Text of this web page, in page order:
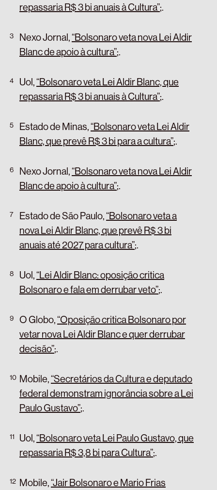
repassaria R$ 3 bi anuais à Cultura”;.
Nexo Jornal,“Bolsonaro veta nova Lei Aldir
Blanc de apoio à cultura”;.
Uol,“Bolsonaro veta Lei Aldir Blanc, que
repassaria R$ 3 bi anuais à Cultura”;.
Estado de Minas,“Bolsonaro veta Lei Aldir
Blanc, que prevê R$ 3 bi para a cultura”;.
Nexo Jornal,“Bolsonaro veta nova Lei Aldir
Blanc de apoio à cultura”;.
Estado de São Paulo,“Bolsonaro veta a
nova Lei Aldir Blanc, que prevê R$ 3 bi
anuais até 2027 para cultura”;.
Uol,“Lei Aldir Blanc: oposição critica
Bolsonaro e fala em derrubar veto”;.
O Globo,“Oposição critica Bolsonaro por
vetar nova Lei Aldir Blanc e quer derrubar
decisão”;.
Mobile,“Secretários da Cultura e deputado
federal demonstram ignorância sobre a Lei
Paulo Gustavo”;.
Uol,“Bolsonaro veta Lei Paulo Gustavo, que
repassaria R$ 3,8 bi para Cultura”;.
Mobile,“Jair Bolsonaro e Mario Frias